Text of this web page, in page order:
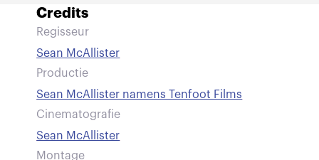
Credits
Regisseur
Sean McAllister
Productie
Sean McAllister namens Tenfoot Films
Cinematografie
Sean McAllister
Montage